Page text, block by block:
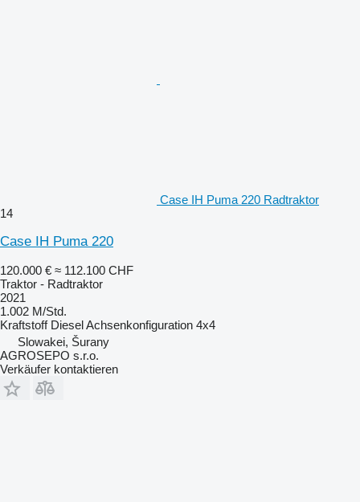
Case IH Puma 220 Radtraktor
14
Case IH Puma 220
120.000 € ≈ 112.100 CHF
Traktor - Radtraktor
2021
1.002 M/Std.
Kraftstoff DieselAchsenkonfiguration 4x4
Slowakei, Šurany
AGROSEPO s.r.o.
Verkäufer kontaktieren